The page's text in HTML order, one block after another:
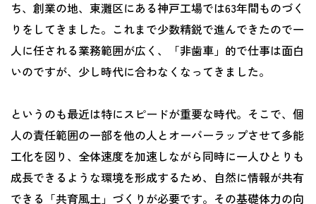
ち、創業の地、東灘区にある神戸工場では63年間ものづく
りをしてきました。これまで少数精鋭で進んできたので一
人に任される業務範囲が広く、「非歯車」的で仕事は面白
いのですが、少し時代に合わなくなってきました。
というのも最近は特にスピードが重要な時代。そこで、個
人の責任範囲の一部を他の人とオーバーラップさせて多能
工化を図り、全体速度を加速しながら同時に一人ひとりも
成長できるような環境を形成するため、自然に情報が共有
できる「共育風土」づくりが必要です。その基礎体力の向